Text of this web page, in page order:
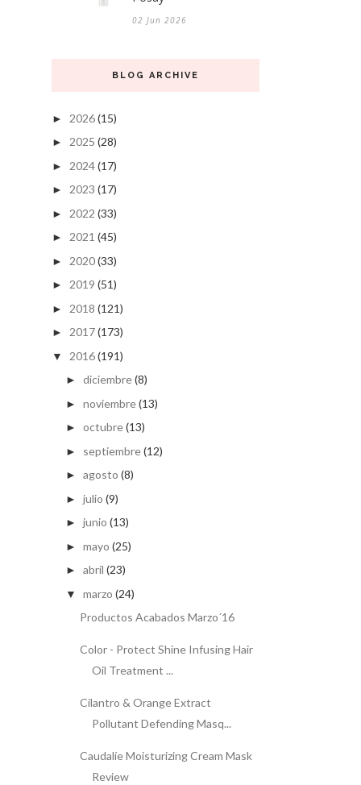
02 Jun 2026
BLOG ARCHIVE
► 2026(15)
► 2025 (28)
► 2024(17)
► 2023 (17)
► 2022 (33)
► 2021 (45)
► 2020(33)
► 2019 (51)
► 2018 (121)
► 2017(173)
▼ 2016(191)
► diciembre(8)
► noviembre(13)
► octubre(13)
► septiembre(12)
► agosto (8)
► julio (9)
► junio (13)
► mayo (25)
► abril (23)
▼ marzo (24)
Productos Acabados Marzo´16
Color - Protect Shine Infusing Hair
Oil Treatment ...
Cilantro & Orange Extract
Pollutant Defending Masq...
Caudalíe Moisturizing Cream Mask
Review